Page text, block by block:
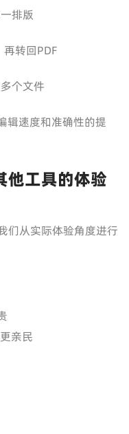
排版
转回PDF
个文件
辑速度和准确性的提
他工具的体验
们从实际体验角度进行
亲民